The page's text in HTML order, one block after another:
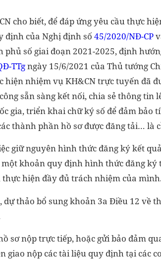
cho biết, để đáp ứng yêu cầu thực
định của Nghị định số45/2020/NĐ-CP
phủ số giai đoạn 2021-2025, định
TTgngày 15/6/2021 của Thủ tướng
hiện nhiệm vụ KH&CN trực tuyến đã
sẵn sàng kết nối, chia sẻ thông tin
gia, triển khai chữ ký số để đảm
thành phần hồ sơ được đăng tải… là
giữ nguyên hình thức đăng ký kết
một khoản quy định hình thức đăng
thực hiện đầy đủ trách nhiệm của mình.
dự thảo bổ sung khoản 3a Điều 12 về
sơ nộp trực tiếp, hoặc gửi bảo đảm
giao nộp các tài liệu quy định tại các